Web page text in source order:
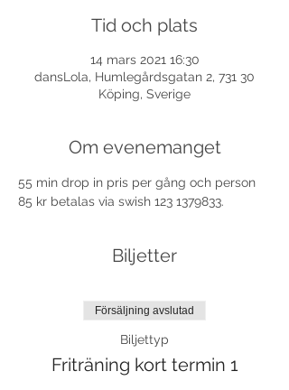
Tid och plats
14 mars 2021 16:30
dansLola, Humlegårdsgatan 2, 731 30
Köping, Sverige
Om evenemanget
55 min drop in pris per gång och person
85 kr betalas via swish 123 1379833.
Biljetter
Försäljning avslutad
Biljettyp
Friträning kort termin 1